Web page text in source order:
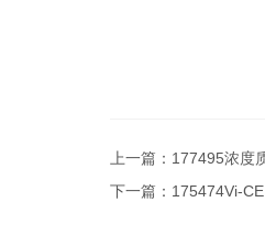
上一篇： 177495浓度
下一篇： 175474Vi-